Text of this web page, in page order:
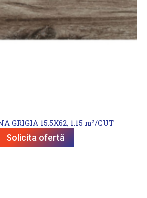
GRIGIA 15.5X62, 1.15 m²/CUT
Solicita ofertă